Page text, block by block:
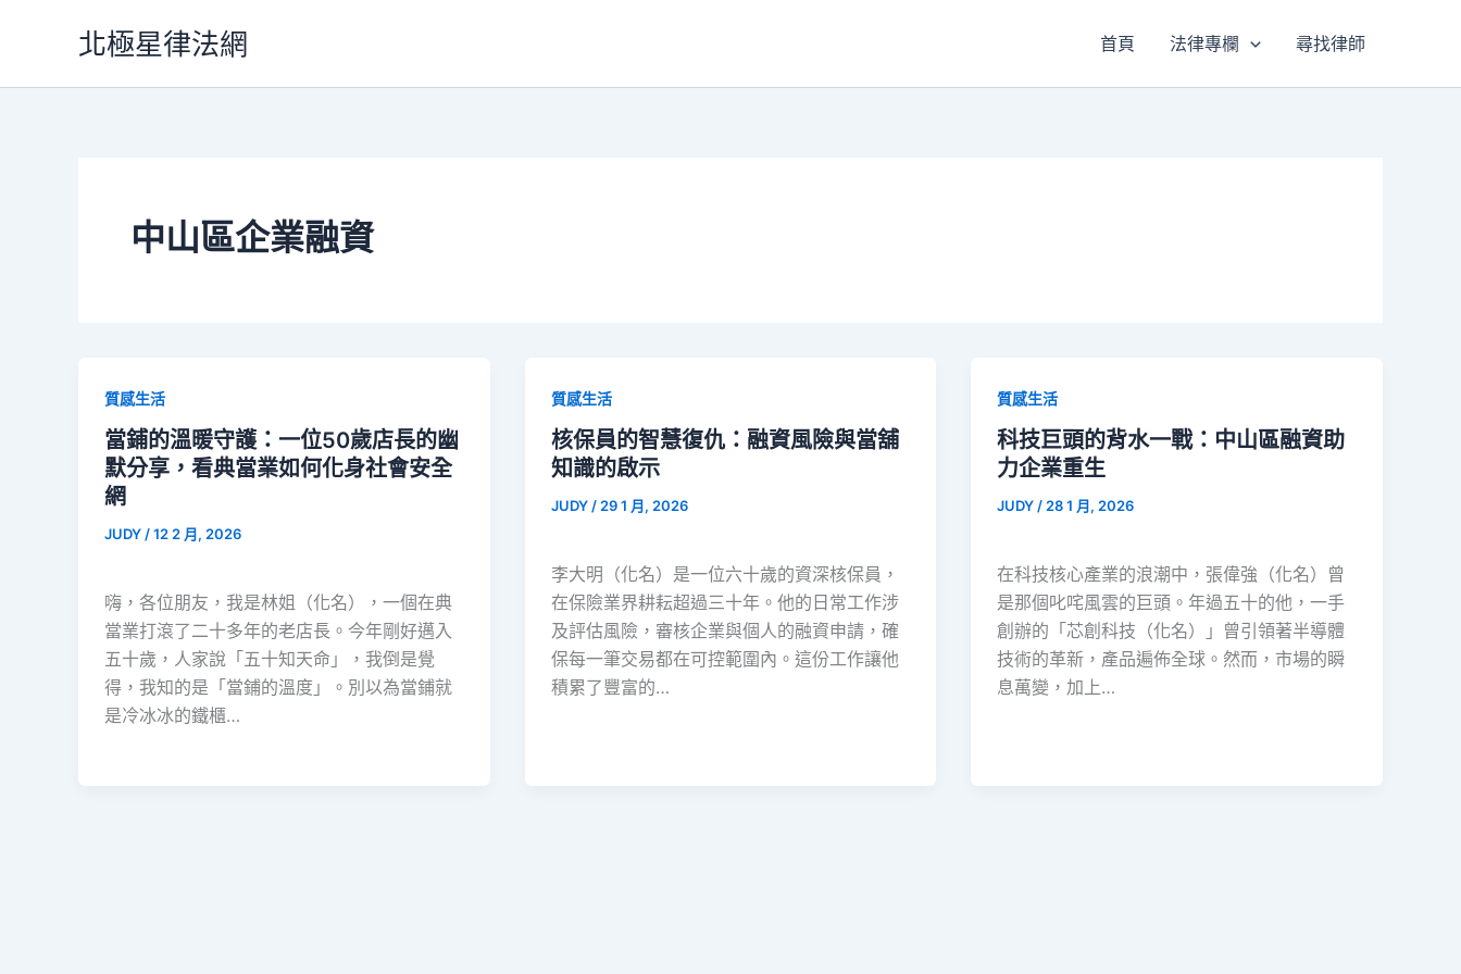
北極星律法網 首頁 法律專欄 尋找律師
中山區企業融資
質感生活
當鋪的溫暖守護：一位50歲店長的幽
默分享，看典當業如何化身社會安全
網
JUDY /12 2 月, 2026
嗨，各位朋友，我是林姐（化名），一個在典
當業打滾了二十多年的老店長。今年剛好邁入
五十歲，人家說「五十知天命」，我倒是覺
得，我知的是「當鋪的溫度」。別以為當鋪就
是冷冰冰的鐵櫃…
質感生活
核保員的智慧復仇：融資風險與當舖
知識的啟示
JUDY / 29 1 月, 2026
李大明（化名）是一位六十歲的資深核保員，
在保險業界耕耘超過三十年。他的日常工作涉
及評估風險，審核企業與個人的融資申請，確
保每一筆交易都在可控範圍內。這份工作讓他
積累了豐富的…
質感生活
科技巨頭的背水一戰：中山區融資助
力企業重生
JUDY / 28 1 月, 2026
在科技核心產業的浪潮中，張偉強（化名）曾
是那個叱咤風雲的巨頭。年過五十的他，一手
創辦的「芯創科技（化名）」曾引領著半導體
技術的革新，產品遍佈全球。然而，市場的瞬
息萬變，加上…